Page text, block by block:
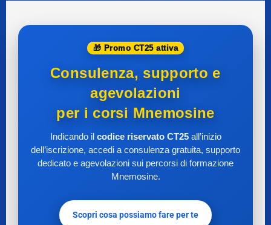
🎁 Promo CT25 attiva
Consulenza, supporto e
agevolazioni
per i corsi Mnemosine
Indicando il codice riservato CT25all’inizio
dell’iscrizione, accedi a consulenza gratuita, supporto
dedicato e agevolazioni sui percorsi di formazione
Mnemosine.
Scopri cosa possiamo fare per te